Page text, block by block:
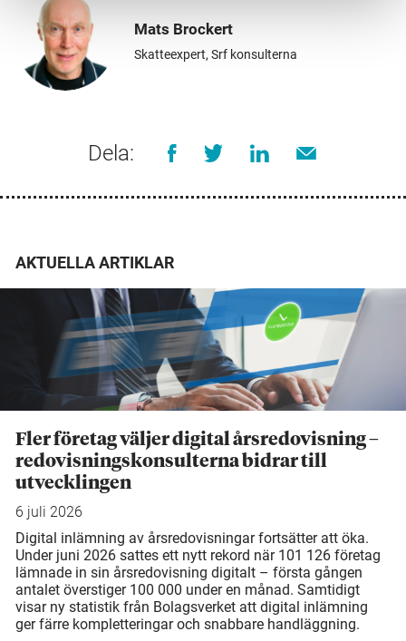
Mats Brockert
Skatteexpert, Srf konsulterna
Dela:
AKTUELLA ARTIKLAR
Fler företag väljer digital årsredovisning –
redovisningskonsulterna bidrar till
utvecklingen
6 juli 2026
Digital inlämning av årsredovisningar fortsätter att öka.
Under juni 2026 sattes ett nytt rekord när 101 126 företag
lämnade in sin årsredovisning digitalt – första gången
antalet överstiger 100 000 under en månad. Samtidigt
visar ny statistik från Bolagsverket att digital inlämning
ger färre kompletteringar och snabbare handläggning.